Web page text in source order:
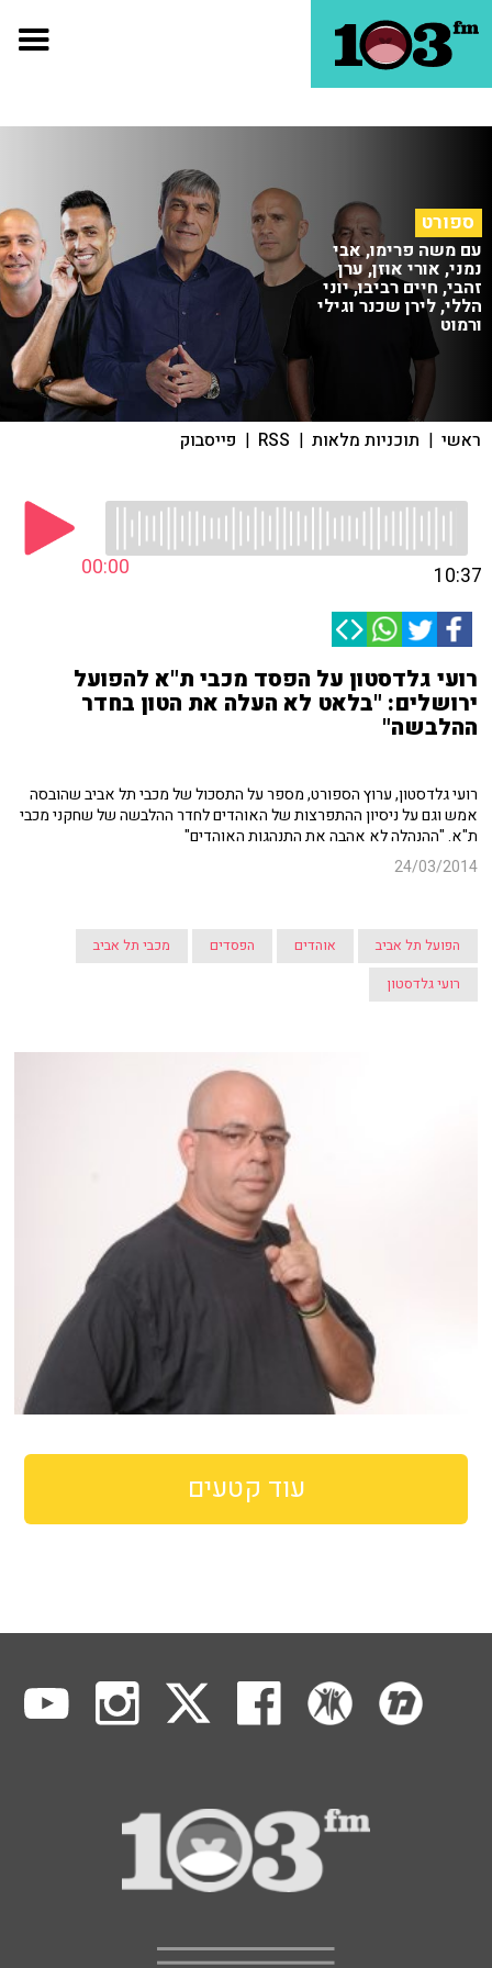
ספורט
עם משה פרימו, אבי
נמני, אורי אוזן, ערן
זהבי, חיים רביבו, יוני
הללי, לירן שכנר וגילי
ורמוט
ראשי | תוכניות מלאות |
RSS
| פייסבוק
00:00 10:37
רועי גלדסטון על הפסד מכבי ת"א להפועל
ירושלים: "בלאט לא העלה את הטון בחדר
ההלבשה"
רועי גלדסטון, ערוץ הספורט, מספר על התסכול של מכבי תל אביב שהובסה
אמש וגם על ניסיון ההתפרצות של האוהדים לחדר ההלבשה של שחקני מכבי
ת"א. "ההנהלה לא אהבה את התנהגות האוהדים"
24/03/2014
הפועל תל אביב אוהדים הפסדים
מכבי תל אביב
רועי גלדסטון
עוד קטעים